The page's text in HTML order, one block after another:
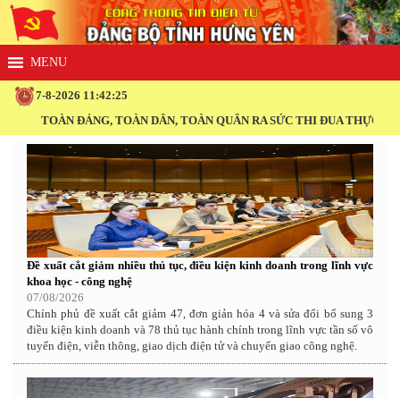
7-8-2026 11:42:26
ĐẢNG, TOÀN DÂN, TOÀN QUÂN RA SỨC THI ĐUA THỰC HIỆN
Đề xuất cắt giảm nhiều thủ tục, điều kiện kinh doanh trong lĩnh vực
khoa học - công nghệ
07/08/2026
Chính phủ đề xuất cắt giảm 47, đơn giản hóa 4 và sửa đổi bổ sung 3
điều kiện kinh doanh và 78 thủ tục hành chính trong lĩnh vực tần số vô
tuyến điện, viễn thông, giao dịch điện tử và chuyển giao công nghệ.